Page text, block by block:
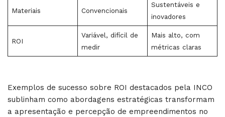
Materiais Convencionais
Sustentáveis e
inovadores
ROI
Variável, difícil de
medir
Mais alto, com
métricas claras
Exemplos de sucesso sobre ROI destacados pela INCO
sublinham como abordagens estratégicas transformam
a apresentação e percepção de empreendimentos no